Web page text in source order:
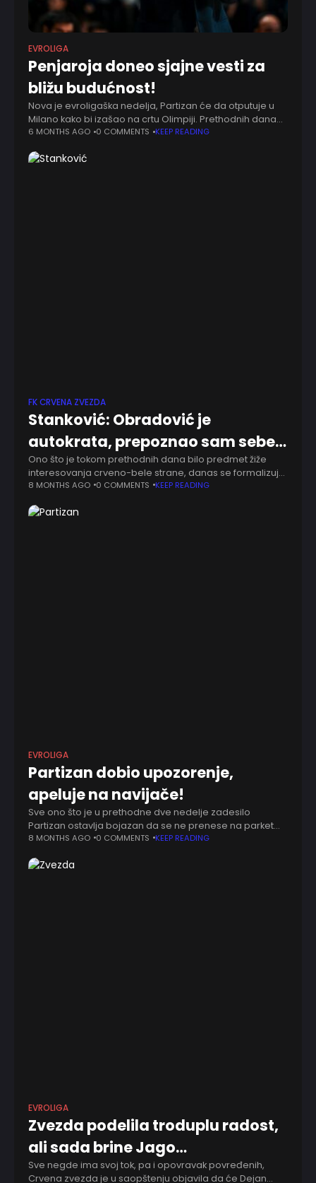
EVROLIGA
Penjaroja doneo sjajne vesti za
bližu budućnost!
Nova je evroligaška nedelja, Partizan će da otputuje u
Milano kako bi izašao na crtu Olimpiji. Prethodnih dana
uglavnom su povrede obeležile značajan deo utakmica,
6 MONTHS AGO 0 COMMENTS KEEP READING
FK CRVENA ZVEZDA
Stanković: Obradović je
autokrata, prepoznao sam sebe…
Ono što je tokom prethodnih dana bilo predmet žiže
interesovanja crveno-bele strane, danas se formalizuje
u Ljutice Bogdana. Ponedeljak je dan kada se Dejan
8 MONTHS AGO 0 COMMENTS KEEP READING
EVROLIGA
Partizan dobio upozorenje,
apeluje na navijače!
Sve ono što je u prethodne dve nedelje zadesilo
Partizan ostavlja bojazan da se ne prenese na parket
večeras. Iz preventivnih razloga i prethodnih upozorenja
8 MONTHS AGO 0 COMMENTS KEEP READING
EVROLIGA
Zvezda podelila troduplu radost,
ali sada brine Jago…
Sve negde ima svoj tok, pa i opovravak povređenih,
Crvena zvezda je u saopštenju objavila da će Dejan